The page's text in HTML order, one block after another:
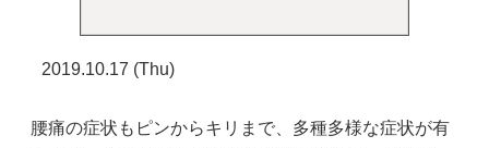
2019.10.17 (Thu)
腰痛の症状もピンからキリまで、多種多様な症状が有